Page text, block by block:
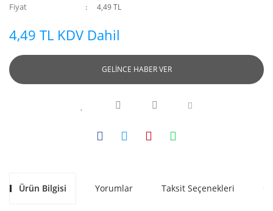
Fiyat 4,49 TL
4,49 TL KDV Dahil
GELİNCE HABER VER
Ürün Bilgisi Yorumlar Taksit Seçenekleri